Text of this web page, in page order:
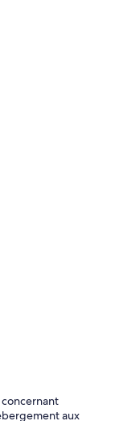
concernant
aux